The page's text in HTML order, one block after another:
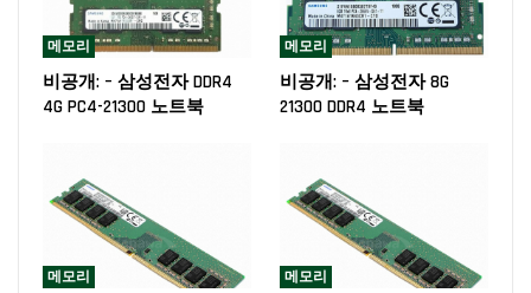
메모리
비공개: – 삼성전자 DDR4
4G PC4-21300 노트북
메모리
비공개: – 삼성전자 8G
21300 DDR4 노트북
메모리 메모리